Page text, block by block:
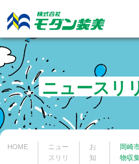
ニュースリ
HOME
ニュー
スリリ
お
知
岡崎
物収